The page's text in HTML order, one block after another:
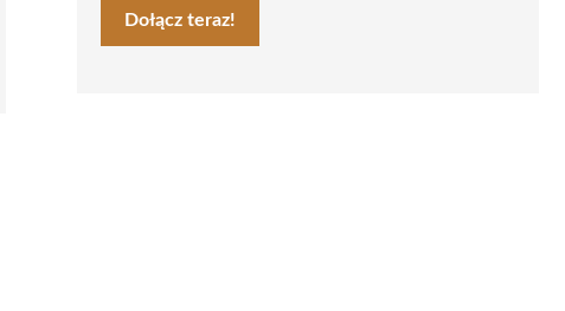
Dołącz teraz!